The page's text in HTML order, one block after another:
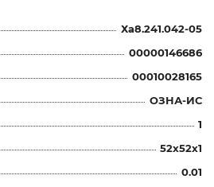
Ха8.241.042-05
00000146686
00010028165
ОЗНА-ИС
1
52x52x1
0.01